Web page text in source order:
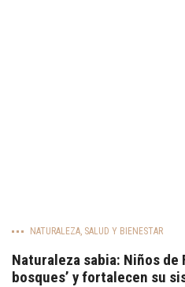
NATURALEZA, SALUD Y BIENESTAR
Naturaleza sabia: Niños de
bosques’ y fortalecen su